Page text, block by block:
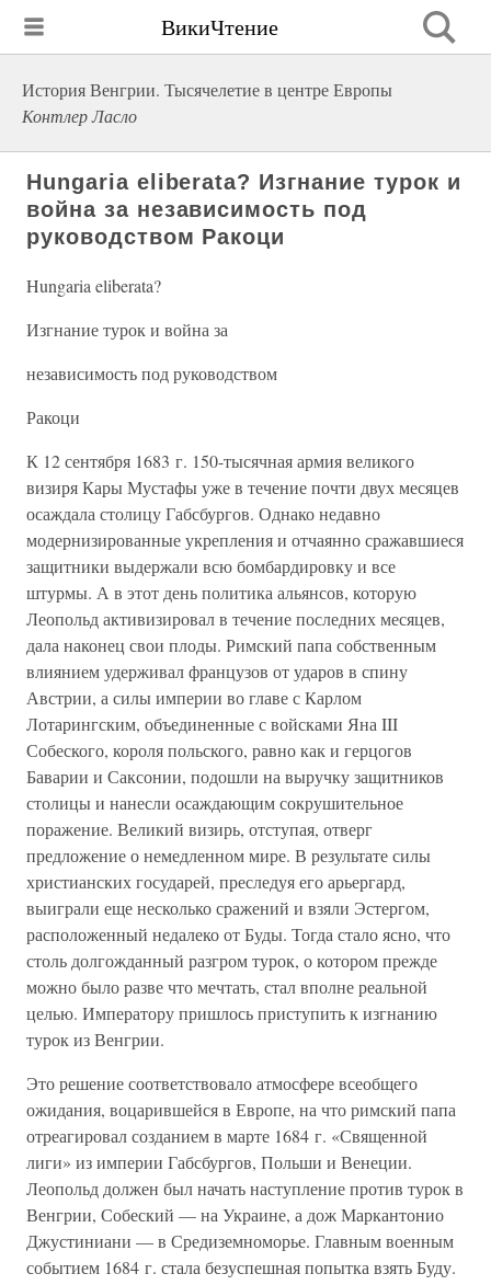
ВикиЧтение
История Венгрии. Тысячелетие в центре Европы
Контлер Ласло
Hungaria eliberata? Изгнание турок и
война за независимость под
руководством Ракоци
Hungaria eliberata?
Изгнание турок и война за
независимость под руководством
Ракоци
К 12 сентября 1683 г. 150-тысячная армия великого
визиря Кары Мустафы уже в течение почти двух месяцев
осаждала столицу Габсбургов. Однако недавно
модернизированные укрепления и отчаянно сражавшиеся
защитники выдержали всю бомбардировку и все
штурмы. А в этот день политика альянсов, которую
Леопольд активизировал в течение последних месяцев,
дала наконец свои плоды. Римский папа собственным
влиянием удерживал французов от ударов в спину
Австрии, а силы империи во главе с Карлом
Лотарингским, объединенные с войсками Яна III
Собеского, короля польского, равно как и герцогов
Баварии и Саксонии, подошли на выручку защитников
столицы и нанесли осаждающим сокрушительное
поражение. Великий визирь, отступая, отверг
предложение о немедленном мире. В результате силы
христианских государей, преследуя его арьергард,
выиграли еще несколько сражений и взяли Эстергом,
расположенный недалеко от Буды. Тогда стало ясно, что
столь долгожданный разгром турок, о котором прежде
можно было разве что мечтать, стал вполне реальной
целью. Императору пришлось приступить к изгнанию
турок из Венгрии.
Это решение соответствовало атмосфере всеобщего
ожидания, воцарившейся в Европе, на что римский папа
отреагировал созданием в марте 1684 г. «Священной
лиги» из империи Габсбургов, Польши и Венеции.
Леопольд должен был начать наступление против турок в
Венгрии, Собеский — на Украине, а дож Маркантонио
Джустиниани — в Средиземноморье. Главным военным
событием 1684 г. стала безуспешная попытка взять Буду.